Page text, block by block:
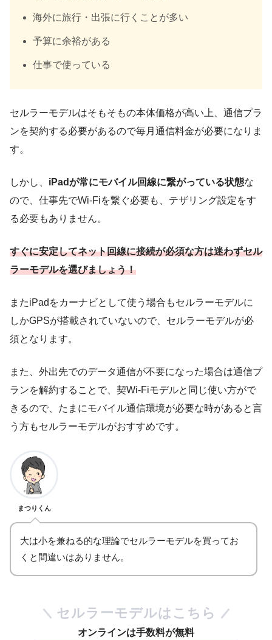
海外に旅行・出張に行くことが多い
予算に余裕がある
仕事で使っている
セルラーモデルはそもそもの本体価格が高い上、通信プラ
ンを契約する必要があるので毎月通信料金が必要になりま
す。
しかし、 iPadが常にモバイル回線に繋がっている状態な
ので、仕事先でWi-Fiを繋ぐ必要も、テザリング設定をす
る必要もありません。
すぐに安定してネット回線に接続が必須な方は迷わずセル
ラーモデルを選びましょう！
またiPadをカーナビとして使う場合もセルラーモデルに
しかGPSが搭載されていないので、セルラーモデルが必
須となります。
また、外出先でのデータ通信が不要になった場合は通信プ
ランを解約することで、契Wi-Fiモデルと同じ使い方がで
きるので、たまにモバイル通信環境が必要な時があると言
う方もセルラーモデルがおすすめです。
まつりくん
大は小を兼ねる的な理論でセルラーモデルを買ってお
くと間違いはありません。
セルラーモデルはこちら
オンラインは手数料が無料